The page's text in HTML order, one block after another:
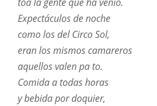
Expectáculos de noche
como los del Circo Sol,
eran los mismos camareros
aquellos valen pa to.
Comida a todas horas
y bebida por doquier,